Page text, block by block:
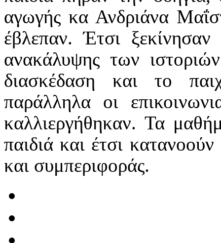
αγωγής κα Ανδριάνα
έβλεπαν. Έτσι
ανακάλυψης των
διασκέδαση και το
παράλληλα οι
καλλιεργήθηκαν. Τα
παιδιά και έτσι
και συμπεριφοράς.